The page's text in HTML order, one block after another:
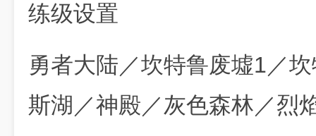
练级设置
勇者大陆／坎特鲁废墟1／
斯湖／神殿／灰色森林／烈